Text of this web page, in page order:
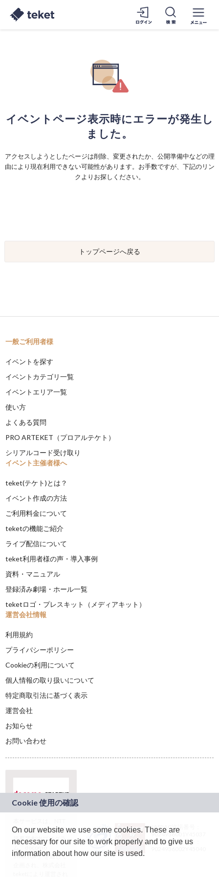
イベントページ表示時にエラーが発生し
ました。
アクセスしようとしたページは削除、変更されたか、公開準備中などの理
由により現在利用できない可能性があります。お手数ですが、下記のリン
クよりお探しください。
トップページへ戻る
一般ご利用者様
イベントを探す
イベントカテゴリ一覧
イベントエリア一覧
使い方
よくある質問
PRO ARTEKET（プロアルテケト）
シリアルコード受け取り
イベント主催者様へ
teket(テケト)とは？
イベント作成の方法
ご利用料金について
teketの機能ご紹介
ライブ配信について
teket利用者様の声・導入事例
資料・マニュアル
登録済み劇場・ホール一覧
teketロゴ・プレスキット（メディアキット）
運営会社情報
利用規約
プライバシーポリシー
Cookieの利用について
個人情報の取り扱いについて
特定商取引法に基づく表示
運営会社
お知らせ
お問い合わせ
ドコモグループの新
規事業創出プログラ
ム「docomo
STARTUP」を通じて
JASRAC許諾番号：
9024936001Y45037
JASRAC許諾番号：
On our website we use some cookies. These are
necessary for our site to work properly and to give us
information about how our site is used.